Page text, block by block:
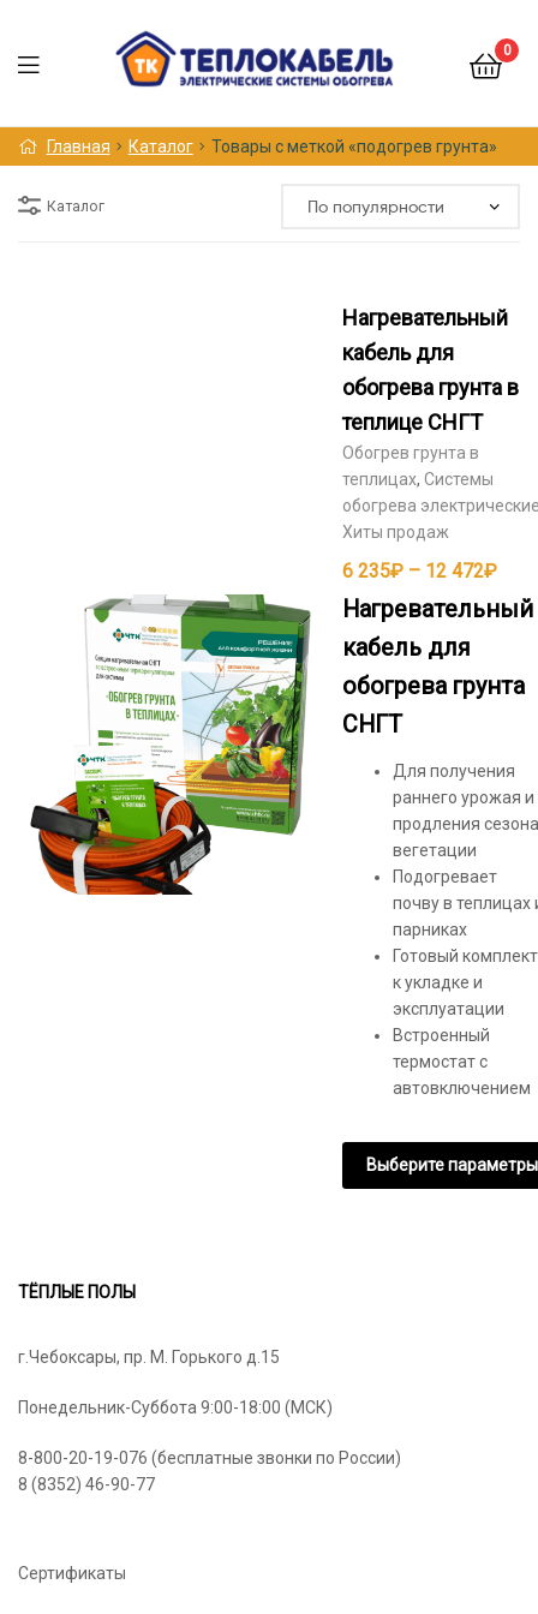
0
Меню
Главная Каталог Товары с меткой «подогрев грунта»
Каталог
Нагревательный
кабель для
обогрева грунта в
теплице СНГТ
Обогрев грунта в
теплицах, Системы
обогрева
Хиты продаж
6 235₽ – 12 472₽
цен:
–
Нагревательный
кабель для
обогрева грунта
СНГТ
Для получения
раннего урожая и
продления сезона
вегетации
Подогревает
почву в теплицах
парниках
Готовый комплект
к укладке и
эксплуатации
Встроенный
термостат с
автовключением
Выберите параметры
товара.
ТЁПЛЫЕ ПОЛЫ
г.Чебоксары, пр. М. Горького д.15
Понедельник-Суббота 9:00-18:00 (МСК)
8-800-20-19-076 (бесплатные звонки по России)
8 (8352) 46-90-77
Сертификаты